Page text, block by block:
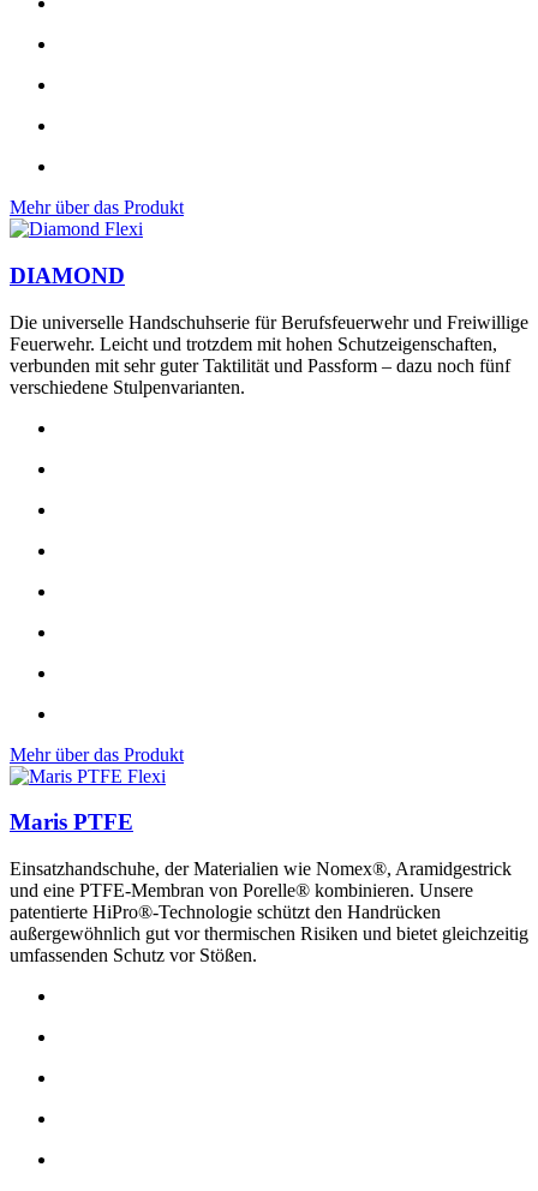
Mehr über das Produkt
DIAMOND
Die universelle Handschuhserie für Berufsfeuerwehr und Freiwillige
Feuerwehr. Leicht und trotzdem mit hohen Schutzeigenschaften,
verbunden mit sehr guter Taktilität und Passform – dazu noch fünf
verschiedene Stulpenvarianten.
Mehr über das Produkt
Maris PTFE
Einsatzhandschuhe, der Materialien wie Nomex®, Aramidgestrick
und eine PTFE-Membran von Porelle® kombinieren. Unsere
patentierte HiPro®-Technologie schützt den Handrücken
außergewöhnlich gut vor thermischen Risiken und bietet gleichzeitig
umfassenden Schutz vor Stößen.